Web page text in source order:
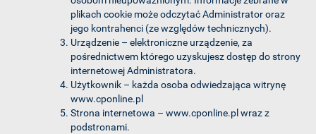
plikach cookie może odczytać Administrator oraz
jego kontrahenci (ze względów technicznych).
Urządzenie – elektroniczne urządzenie, za
pośrednictwem którego uzyskujesz dostęp do strony
internetowej Administratora.
Użytkownik – każda osoba odwiedzająca witrynę
www.cponline.pl
Strona internetowa – www.cponline.pl wraz z
podstronami.